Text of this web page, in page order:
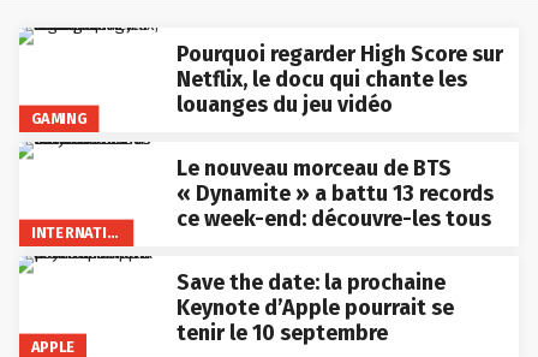
GAMING
Pourquoi regarder High Score sur
Netflix, le docu qui chante les
louanges du jeu vidéo
INTERNATIONAL
Le nouveau morceau de BTS
« Dynamite » a battu 13 records
ce week-end: découvre-les tous
APPLE
Save the date: la prochaine
Keynote d’Apple pourrait se
tenir le 10 septembre